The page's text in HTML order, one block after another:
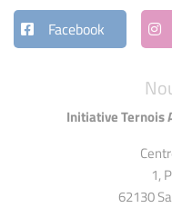
Initiative Ternois
1,
62130
Facebook